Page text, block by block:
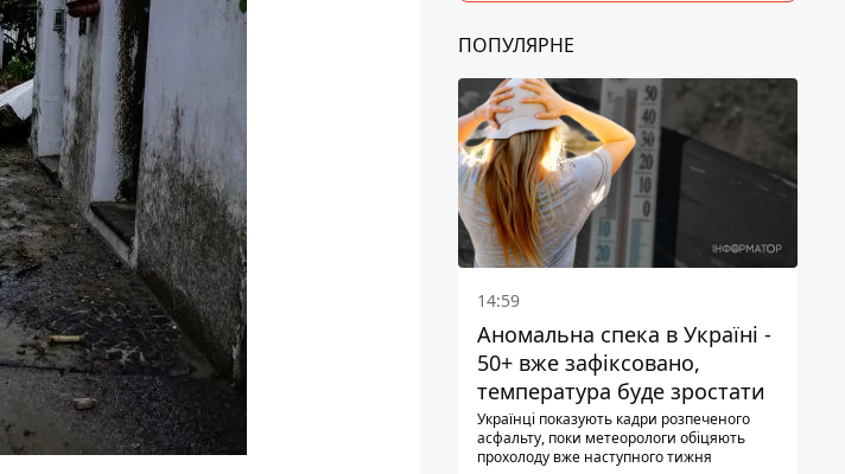
ПОПУЛЯРНЕ
14:59
Аномальна спека в Україні -
50+ вже зафіксовано,
температура буде зростати
Українці показують кадри розпеченого
асфальту, поки метеорологи обіцяють
прохолоду вже наступного тижня